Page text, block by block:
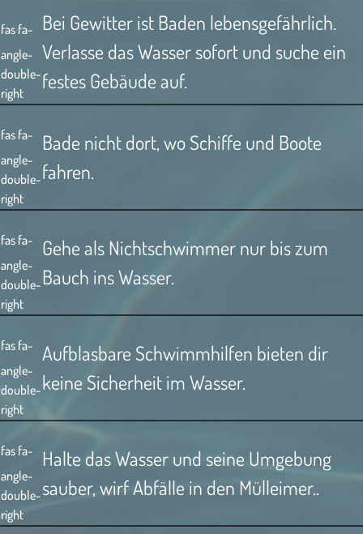
fas fa-
angle-
double-
right
Bei Gewitter ist Baden lebensgefährlich.
Verlasse das Wasser sofort und suche ein
festes Gebäude auf.
fas fa-
angle-
double-
right
Bade nicht dort, wo Schiffe und Boote
fahren.
fas fa-
angle-
double-
right
Gehe als Nichtschwimmer nur bis zum
Bauch ins Wasser.
fas fa-
angle-
double-
right
Aufblasbare Schwimmhilfen bieten dir
keine Sicherheit im Wasser.
fas fa-
angle-
double-
right
Halte das Wasser und seine Umgebung
sauber, wirf Abfälle in den Mülleimer..